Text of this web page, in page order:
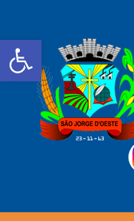
Barra de